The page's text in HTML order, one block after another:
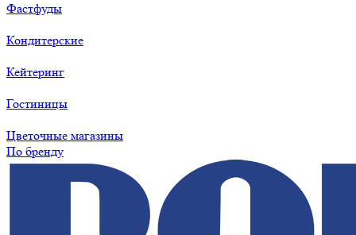
Фастфуды
Кондитерские
Кейтеринг
Гостиницы
Цветочные магазины
По бренду